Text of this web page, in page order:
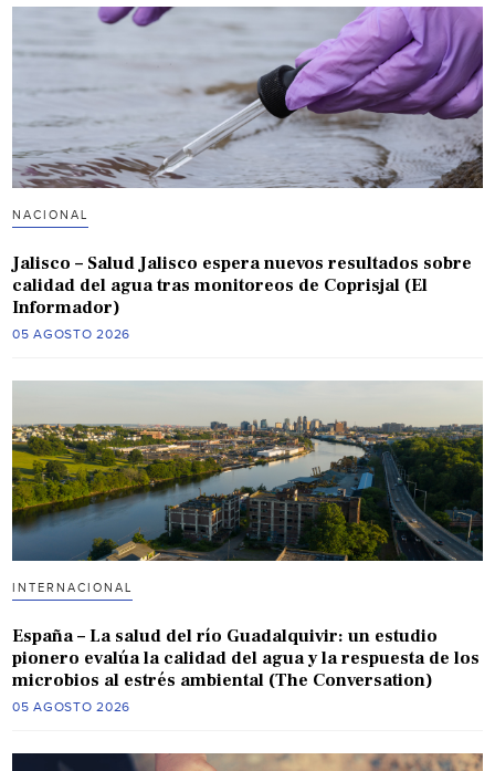
NACIONAL
Jalisco – Salud Jalisco espera nuevos resultados sobre
calidad del agua tras monitoreos de Coprisjal (El
Informador)
05 AGOSTO 2026
INTERNACIONAL
España – La salud del río Guadalquivir: un estudio
pionero evalúa la calidad del agua y la respuesta de los
microbios al estrés ambiental (The Conversation)
05 AGOSTO 2026